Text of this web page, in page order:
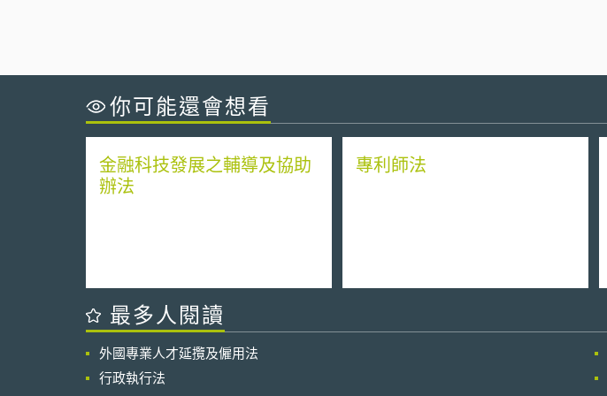
你可能還會想看
金融科技發展之輔導及協助
辦法
專利師法
最多人閱讀
外國專業人才延攬及僱用法
行政執行法